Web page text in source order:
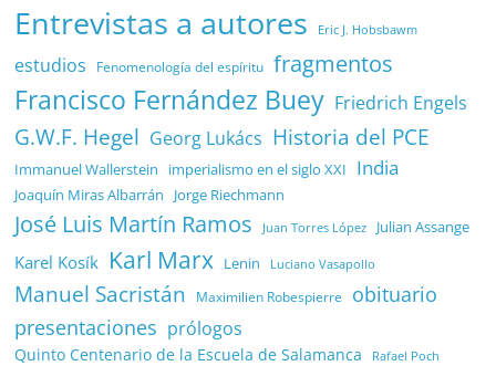
Entrevistas a autores Eric J. Hobsbawm
estudios Fenomenología del espíritu fragmentos
Francisco Fernández Buey Friedrich Engels
G.W.F. Hegel Georg Lukács Historia del PCE
Immanuel Wallerstein imperialismo en el siglo XXI India
Joaquín Miras Albarrán Jorge Riechmann
José Luis Martín Ramos Juan Torres López Julian Assange
Karel Kosík Karl Marx Lenin Luciano Vasapollo
Manuel Sacristán Maximilien Robespierre
obituario
presentaciones prólogos
Quinto Centenario de la Escuela de Salamanca Rafael Poch